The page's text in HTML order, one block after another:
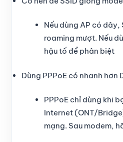
Nếu dùng AP có dây,
roaming mượt. Nếu
hậu tố để phân biệt
Dùng PPPoE có nhanh hơn
PPPoE chỉ dùng khi
Internet (ONT/
mạng. Sau modem,